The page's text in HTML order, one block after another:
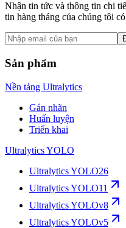
Nhận tin tức và thông tin chi
tin hàng tháng của chúng tôi
Sản phẩm
Nền tảng Ultralytics
Gán nhãn
Huấn luyện
Triển khai
Ultralytics YOLO
Ultralytics YOLO26
Ultralytics YOLO11
Ultralytics YOLOv8
Ultralytics YOLOv5